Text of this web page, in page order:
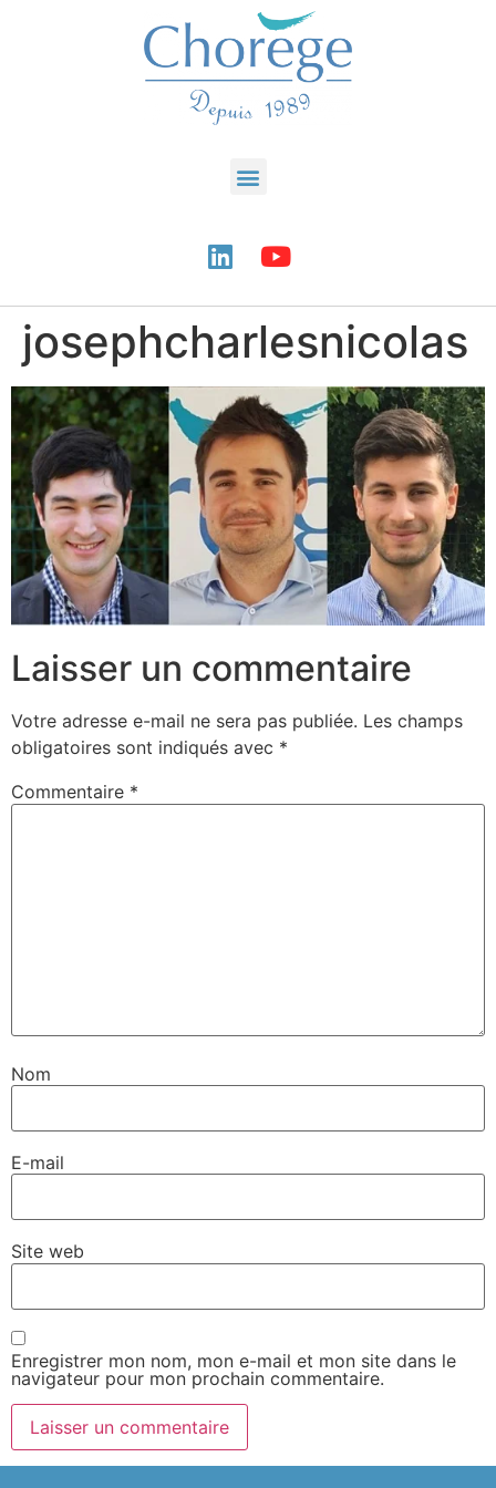
josephcharlesnicolas
Laisser un commentaire
Votre adresse e-mail ne sera pas publiée. Les champs
obligatoires sont indiqués avec *
Commentaire *
Nom
E-mail
Site web
Enregistrer mon nom, mon e-mail et mon site dans le
navigateur pour mon prochain commentaire.